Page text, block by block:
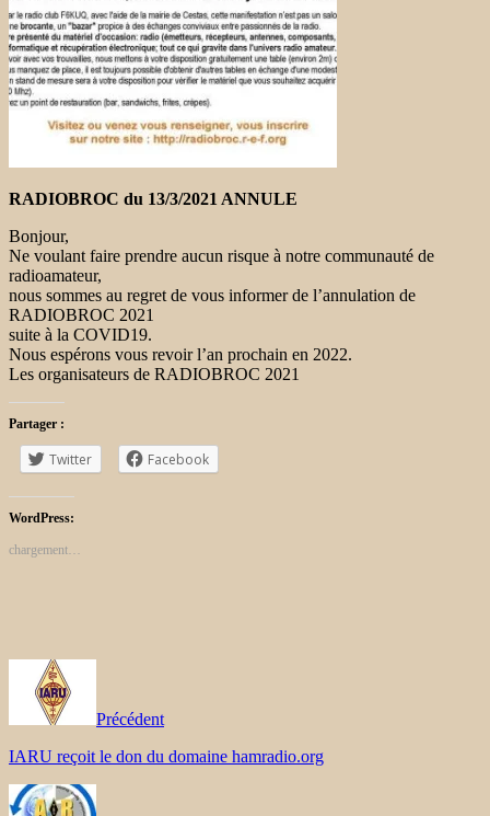
RADIOBROC du 13/3/2021 ANNULE
Bonjour,
Ne voulant faire prendre aucun risque à notre communauté de
radioamateur,
nous sommes au regret de vous informer de l’annulation de
RADIOBROC 2021
suite à la COVID19.
Nous espérons vous revoir l’an prochain en 2022.
Les organisateurs de RADIOBROC 2021
Partager :
Twitter Facebook
WordPress:
chargement…
Précédent
IARU reçoit le don du domaine hamradio.org